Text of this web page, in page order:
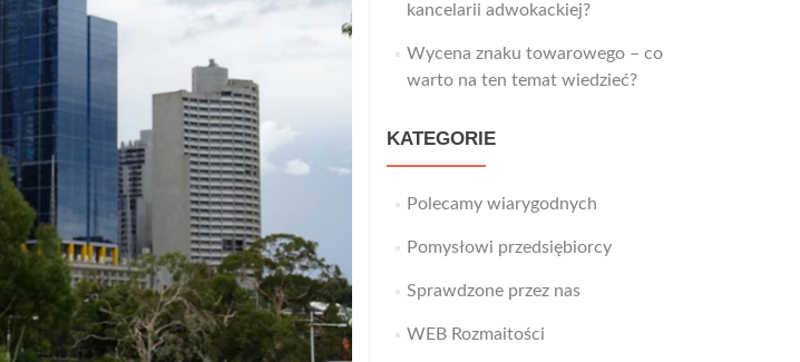
kancelarii adwokackiej?
Wycena znaku towarowego – co
warto na ten temat wiedzieć?
KATEGORIE
Polecamy wiarygodnych
Pomysłowi przedsiębiorcy
Sprawdzone przez nas
WEB Rozmaitości